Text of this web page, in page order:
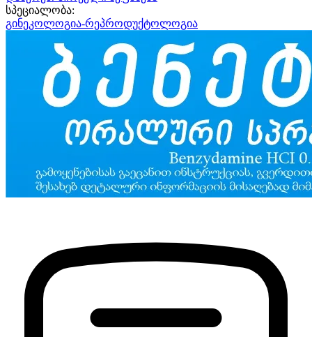
სპეციალობა:
გინეკოლოგია-რეპროდუქტოლოგია